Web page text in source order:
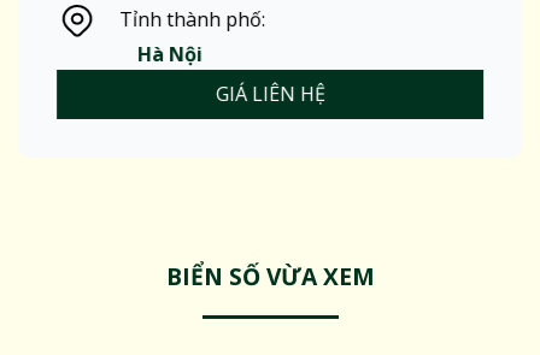
Tỉnh thành phố:
Hà Nội
GIÁ LIÊN HỆ
BIỂN SỐ VỪA XEM